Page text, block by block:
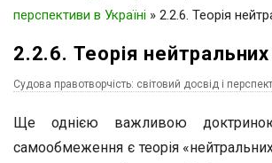
перспективи в Україні » 2.2.6. Теорія
2.2.6. Теорія нейтральних
Судова правотворчість: світовий досвід і
Ще однією важливою доктриною
самообмеження є теорія